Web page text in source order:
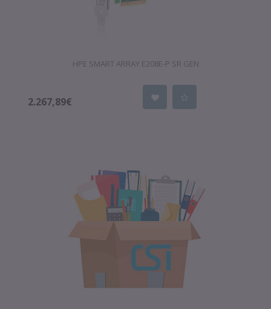
HPE SMART ARRAY E208E-P SR GEN
2.267,89€